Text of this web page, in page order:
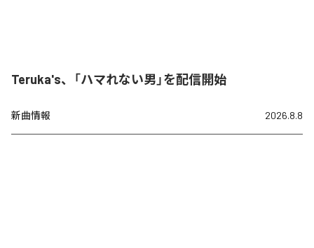
Teruka's、「ハマれない男」を配信開始
新曲情報 2026.8.8